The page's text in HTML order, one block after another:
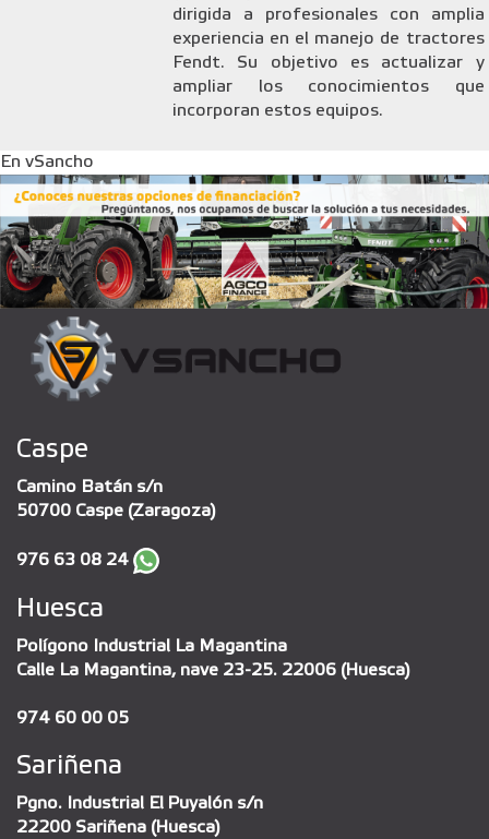
dirigida a profesionales con amplia
experiencia en el manejo de tractores
Fendt. Su objetivo es actualizar y
ampliar los conocimientos que
incorporan estos equipos.
En vSancho
Caspe
Camino Batán s/n
50700 Caspe (Zaragoza)
976 63 08 24
Huesca
Polígono Industrial La Magantina
Calle La Magantina, nave 23-25. 22006 (Huesca)
974 60 00 05
Sariñena
Pgno. Industrial El Puyalón s/n
22200 Sariñena (Huesca)